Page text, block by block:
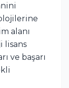
alanı
lisans
ve başarı